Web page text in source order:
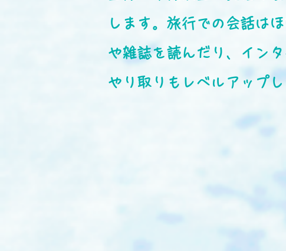
します。旅行での会話は
や雑誌を読んだり、イン
やり取りもレベルアップ